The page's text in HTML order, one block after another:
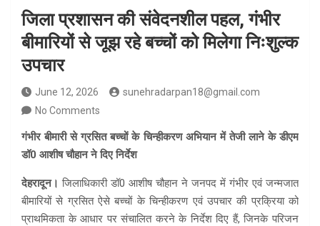
जिला प्रशासन की संवेदनशील पहल, गंभीर
बीमारियों से जूझ रहे बच्चों को मिलेगा निःशुल्क
उपचार
June 12, 2026
sunehradarpan18@gmail.com
No Comments
गंभीर बीमारी से ग्रसित बच्चों के चिन्हीकरण अभियान में तेजी लाने के डीएम
डॉ0 आशीष चौहान ने दिए निर्देश
देहरादून।जिलाधिकारी डॉ0 आशीष चौहान ने जनपद में गंभीर एवं जन्मजात
बीमारियों से ग्रसित ऐसे बच्चों के चिन्हीकरण एवं उपचार की प्रक्रिया को
प्राथमिकता के आधार पर संचालित करने के निर्देश दिए हैं, जिनके परिजन